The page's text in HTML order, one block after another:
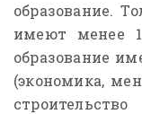
образование.
имеют менее
образование
(экономика,